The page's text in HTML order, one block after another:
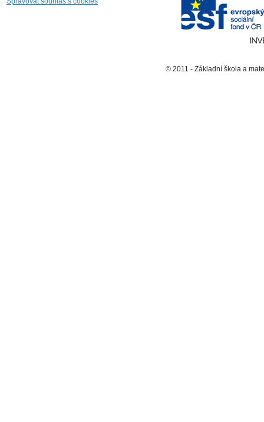
© 2011 - Základní škola a